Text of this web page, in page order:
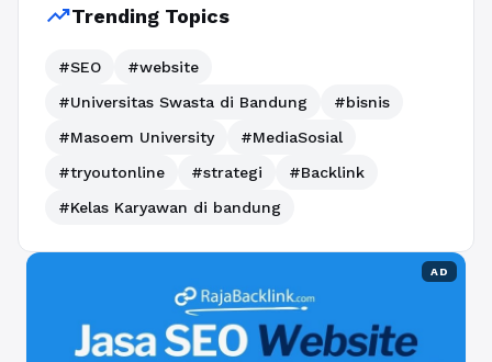
trending_upTrending Topics
#SEO
#website
#Universitas Swasta di Bandung
#bisnis
#Masoem University
#MediaSosial
#tryoutonline
#strategi
#Backlink
#Kelas Karyawan di bandung
AD